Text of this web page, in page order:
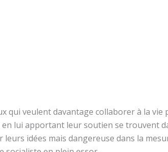
qui veulent davantage collaborer à la
lui apportant leur soutien se trouvent
idées mais dangereuse dans la